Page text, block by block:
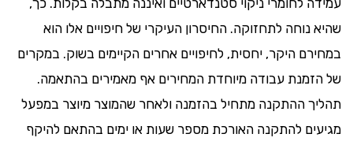
עמידה לחומרי ניקוי סטנדארטיים ואיננה מתבלה בקלות. כך,
שהיא נוחה לתחזוקה. החיסרון העיקרי של חיפויים אלו הוא
במחירם היקר, יחסית, לחיפויים אחרים הקיימים בשוק. במקרים
של הזמנת עבודה מיוחדת המחירים אף מאמירים בהתאמה.
תהליך ההתקנה מתחיל בהזמנה ולאחר שהמוצר מיוצר במפעל
מגיעים להתקנה האורכת מספר שעות או ימים בהתאם להיקף